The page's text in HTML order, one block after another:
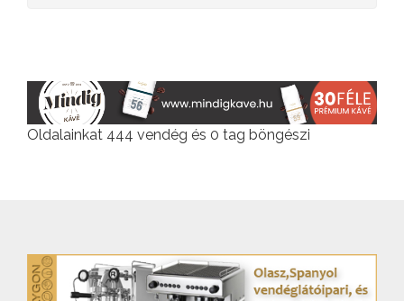
Oldalainkat 444 vendég és 0 tag böngészi